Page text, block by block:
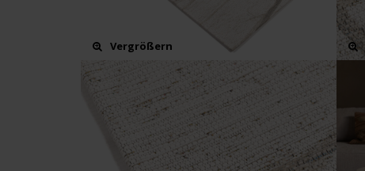
Vergrößern